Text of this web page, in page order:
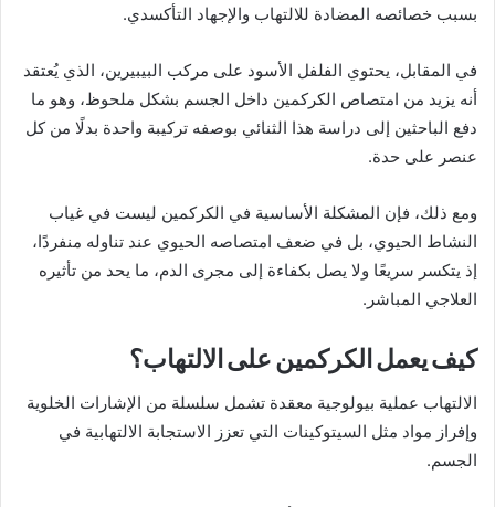
بسبب خصائصه المضادة للالتهاب والإجهاد التأكسدي.
في المقابل، يحتوي الفلفل الأسود على مركب البيبيرين، الذي يُعتقد
أنه يزيد من امتصاص الكركمين داخل الجسم بشكل ملحوظ، وهو ما
دفع الباحثين إلى دراسة هذا الثنائي بوصفه تركيبة واحدة بدلًا من كل
عنصر على حدة.
ومع ذلك، فإن المشكلة الأساسية في الكركمين ليست في غياب
النشاط الحيوي، بل في ضعف امتصاصه الحيوي عند تناوله منفردًا،
إذ يتكسر سريعًا ولا يصل بكفاءة إلى مجرى الدم، ما يحد من تأثيره
العلاجي المباشر.
كيف يعمل الكركمين على الالتهاب؟
الالتهاب عملية بيولوجية معقدة تشمل سلسلة من الإشارات الخلوية
وإفراز مواد مثل السيتوكينات التي تعزز الاستجابة الالتهابية في
الجسم.